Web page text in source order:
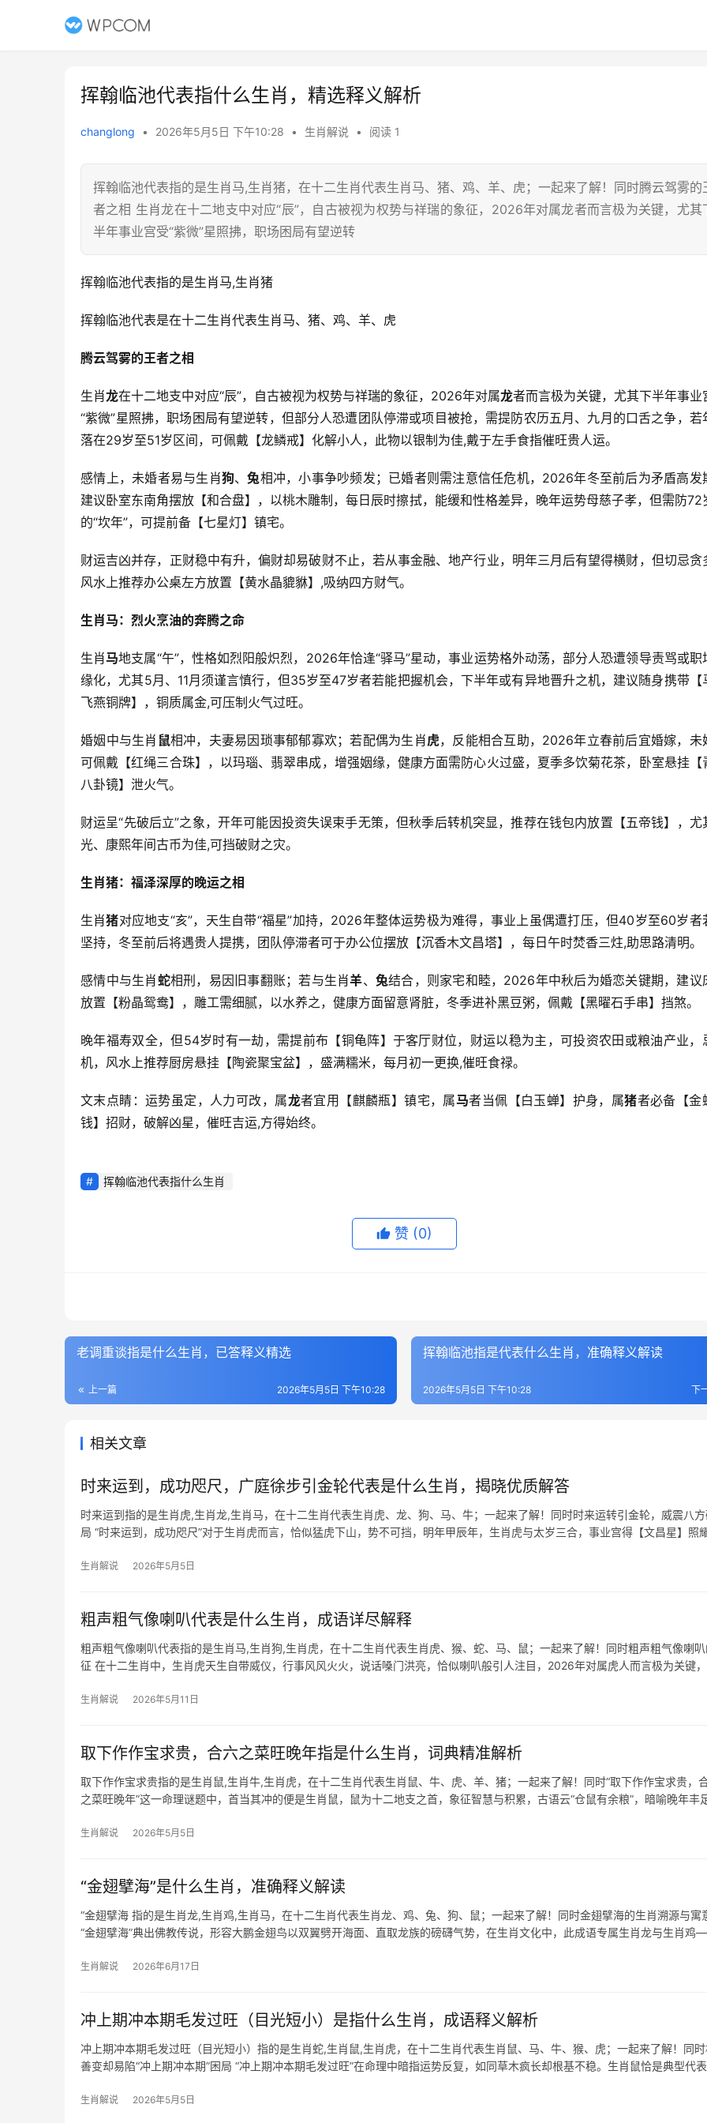
挥翰临池代表指什么生肖，精选释义解析
changlong • 2026年5月5日 下午10:28 • 生肖解说 • 阅读 1
挥翰临池代表指的是生肖马,生肖猪，在十二生肖代表生肖马、猪、鸡、羊、虎；一起来了解！同时腾云驾雾的
者之相 生肖龙在十二地支中对应“辰”，自古被视为权势与祥瑞的象征，2026年对属龙者而言极为关键，尤其
半年事业宫受“紫微”星照拂，职场困局有望逆转
挥翰临池代表指的是生肖马,生肖猪
挥翰临池代表是在十二生肖代表生肖马、猪、鸡、羊、虎
腾云驾雾的王者之相
生肖龙在十二地支中对应“辰”，自古被视为权势与祥瑞的象征，2026年对属龙者而言极为关键，尤其下半年事业
“紫微”星照拂，职场困局有望逆转，但部分人恐遭团队停滞或项目被抢，需提防农历五月、九月的口舌之争，若
落在29岁至51岁区间，可佩戴【龙鳞戒】化解小人，此物以银制为佳,戴于左手食指催旺贵人运。
感情上，未婚者易与生肖狗、兔相冲，小事争吵频发；已婚者则需注意信任危机，2026年冬至前后为矛盾高发
建议卧室东南角摆放【和合盘】，以桃木雕制，每日辰时擦拭，能缓和性格差异，晚年运势母慈子孝，但需防72
的“坎年”，可提前备【七星灯】镇宅。
财运吉凶并存，正财稳中有升，偏财却易破财不止，若从事金融、地产行业，明年三月后有望得横财，但切忌贪
风水上推荐办公桌左方放置【黄水晶貔貅】,吸纳四方财气。
生肖马：烈火烹油的奔腾之命
生肖马地支属“午”，性格如烈阳般炽烈，2026年恰逢“驿马”星动，事业运势格外动荡，部分人恐遭领导责骂或职
缘化，尤其5月、11月须谨言慎行，但35岁至47岁者若能把握机会，下半年或有异地晋升之机，建议随身携带【
飞燕铜牌】，铜质属金,可压制火气过旺。
婚姻中与生肖 鼠相冲，夫妻易因琐事郁郁寡欢；若配偶为生肖虎，反能相合互助，2026年立春前后宜婚嫁，未
可佩戴【红绳三合珠】，以玛瑙、翡翠串成，增强姻缘，健康方面需防心火过盛，夏季多饮菊花茶，卧室悬挂【
八卦镜】泄火气。
财运呈“先破后立”之象，开年可能因投资失误束手无策，但秋季后转机突显，推荐在钱包内放置【五帝钱】，尤
光、康熙年间古币为佳,可挡破财之灾。
生肖猪：福泽深厚的晚运之相
生肖猪对应地支“亥”，天生自带“福星”加持，2026年整体运势极为难得，事业上虽偶遭打压，但40岁至60岁者
坚持，冬至前后将遇贵人提携，团队停滞者可于办公位摆放【沉香木文昌塔】，每日午时焚香三炷,助思路清明。
感情中与生肖蛇相刑，易因旧事翻账；若与生肖羊、 兔结合，则家宅和睦，2026年中秋后为婚恋关键期，建议
放置【粉晶鸳鸯】，雕工需细腻，以水养之，健康方面留意肾脏，冬季进补黑豆粥，佩戴【黑曜石手串】挡煞。
晚年福寿双全，但54岁时有一劫，需提前布【铜龟阵】于客厅财位，财运以稳为主，可投资农田或粮油产业，
机，风水上推荐厨房悬挂【陶瓷聚宝盆】，盛满糯米，每月初一更换,催旺食禄。
文末点睛：运势虽定，人力可改，属龙者宜用【麒麟瓶】镇宅，属马者当佩【白玉蝉】护身，属猪者必备【金
钱】招财，破解凶星，催旺吉运,方得始终。
挥翰临池代表指什么生肖
赞 (0)
老调重谈指是什么生肖，已答释义精选
上一篇 2026年5月5日 下午10:28
挥翰临池指是代表什么生肖，准确释义解读
下
2026年5月5日 下午10:28
相关文章
时来运到，成功咫尺，广庭徐步引金轮代表是什么生肖，揭晓优质解答
时来运到指的是生肖虎,生肖龙,生肖马，在十二生肖代表生肖虎、龙、狗、马、牛；一起来了解！同时时来运转引金轮，威震八
局 “时来运到，成功咫尺”对于生肖虎而言，恰似猛虎下山，势不可挡，明年甲辰年，生肖虎与太岁三合，事业宫得【文昌星】照
生肖解说 2026年5月5日
粗声粗气像喇叭代表是什么生肖，成语详尽解释
粗声粗气像喇叭代表指的是生肖马,生肖狗,生肖虎，在十二生肖代表生肖虎、猴、蛇、马、鼠；一起来了解！同时粗声粗气像喇叭
征 在十二生肖中，生肖虎天生自带威仪，行事风风火火，说话嗓门洪亮，恰似喇叭般引人注目，2026年对属虎人而言极为关键
生肖解说 2026年5月11日
取下作作宝求贵，合六之菜旺晚年指是什么生肖，词典精准解析
取下作作宝求贵指的是生肖鼠,生肖牛,生肖虎，在十二生肖代表生肖鼠、牛、虎、羊、猪；一起来了解！同时“取下作作宝求贵，
之菜旺晚年”这一命理谜题中，首当其冲的便是生肖鼠，鼠为十二地支之首，象征智慧与积累，古语云“仓鼠有余粮”，暗喻晚年丰
生肖解说 2026年5月5日
“金翅擘海”是什么生肖，准确释义解读
“金翅擘海 指的是生肖龙,生肖鸡,生肖马，在十二生肖代表生肖龙、鸡、兔、狗、鼠；一起来了解！同时金翅擘海的生肖溯源与寓
“金翅擘海”典出佛教传说，形容大鹏金翅鸟以双翼劈开海面、直取龙族的磅礴气势，在生肖文化中，此成语专属生肖龙与生肖
生肖解说 2026年6月17日
冲上期冲本期毛发过旺（目光短小）是指什么生肖，成语释义解析
冲上期冲本期毛发过旺（目光短小）指的是生肖蛇,生肖鼠,生肖虎，在十二生肖代表生肖鼠、马、牛、猴、虎；一起来了解！同
善变却易陷“冲上期冲本期”困局 “冲上期冲本期毛发过旺”在命理中暗指运势反复，如同草木疯长却根基不稳。生肖鼠恰是典型代表
生肖解说 2026年5月5日